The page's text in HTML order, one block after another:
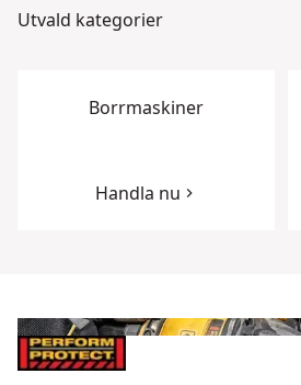
Utvald kategorier
Borrmaskiner
Handla nu